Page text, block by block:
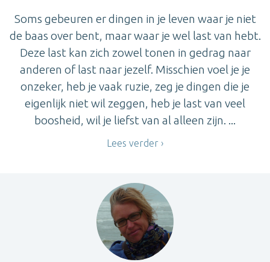
Soms gebeuren er dingen in je leven waar je niet
de baas over bent, maar waar je wel last van hebt.
Deze last kan zich zowel tonen in gedrag naar
anderen of last naar jezelf. Misschien voel je je
onzeker, heb je vaak ruzie, zeg je dingen die je
eigenlijk niet wil zeggen, heb je last van veel
boosheid, wil je liefst van al alleen zijn. ...
Lees verder